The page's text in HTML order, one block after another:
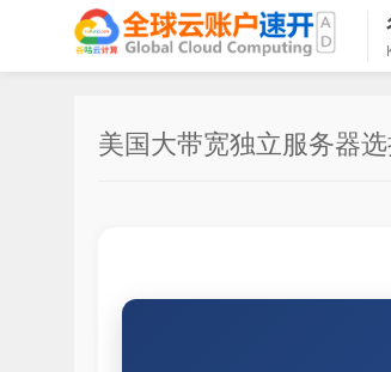
美国大带宽独立服务器